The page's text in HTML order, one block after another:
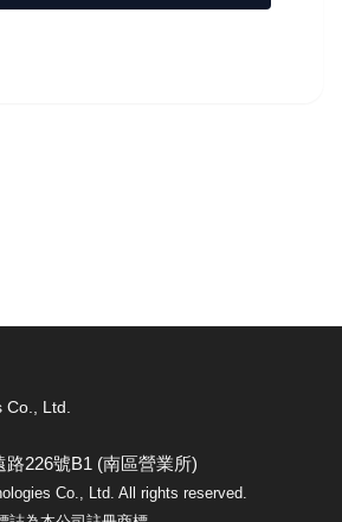
Ltd.
226號B1 (南區營業所)
Co., Ltd. All rights reserved.